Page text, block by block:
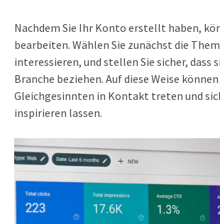
Nachdem Sie Ihr Konto erstellt haben,
bearbeiten. Wählen Sie zunächst die
interessieren, und stellen Sie sicher, dass
Branche beziehen. Auf diese Weise
Gleichgesinnten in Kontakt treten und
inspirieren lassen.